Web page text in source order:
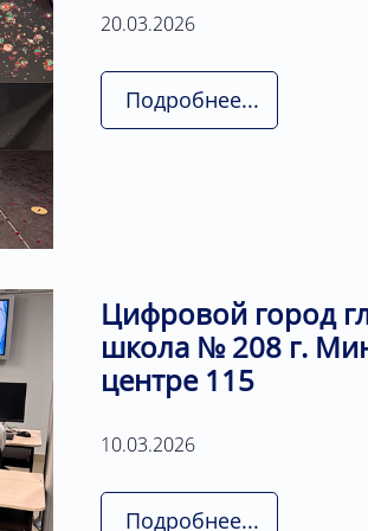
20.03.2026
Подробнее...
Цифровой город
школа № 208 г.
центре 115
10.03.2026
Подробнее...